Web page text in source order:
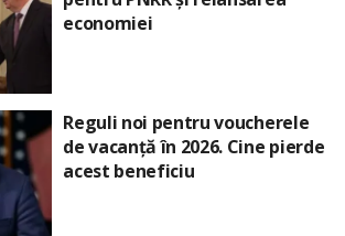
economiei
Reguli noi pentru voucherele
de vacanță în 2026. Cine pierde
acest beneficiu